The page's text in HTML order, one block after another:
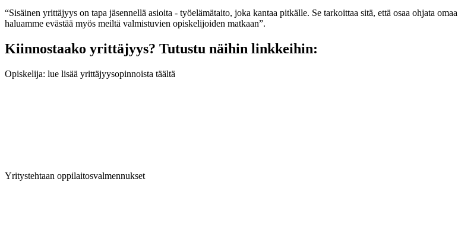
“Sisäinen yrittäjyys on tapa jäsennellä asioita - työelämätaito, joka kantaa pitkälle. Se tarkoittaa sitä, että osaa ohjata
haluamme evästää myös meiltä valmistuvien opiskelijoiden matkaan”.
Kiinnostaako yrittäjyys? Tutustu näihin linkkeihin:
Opiskelija: lue lisää yrittäjyysopinnoista täältä
Yritystehtaan oppilaitosvalmennukset